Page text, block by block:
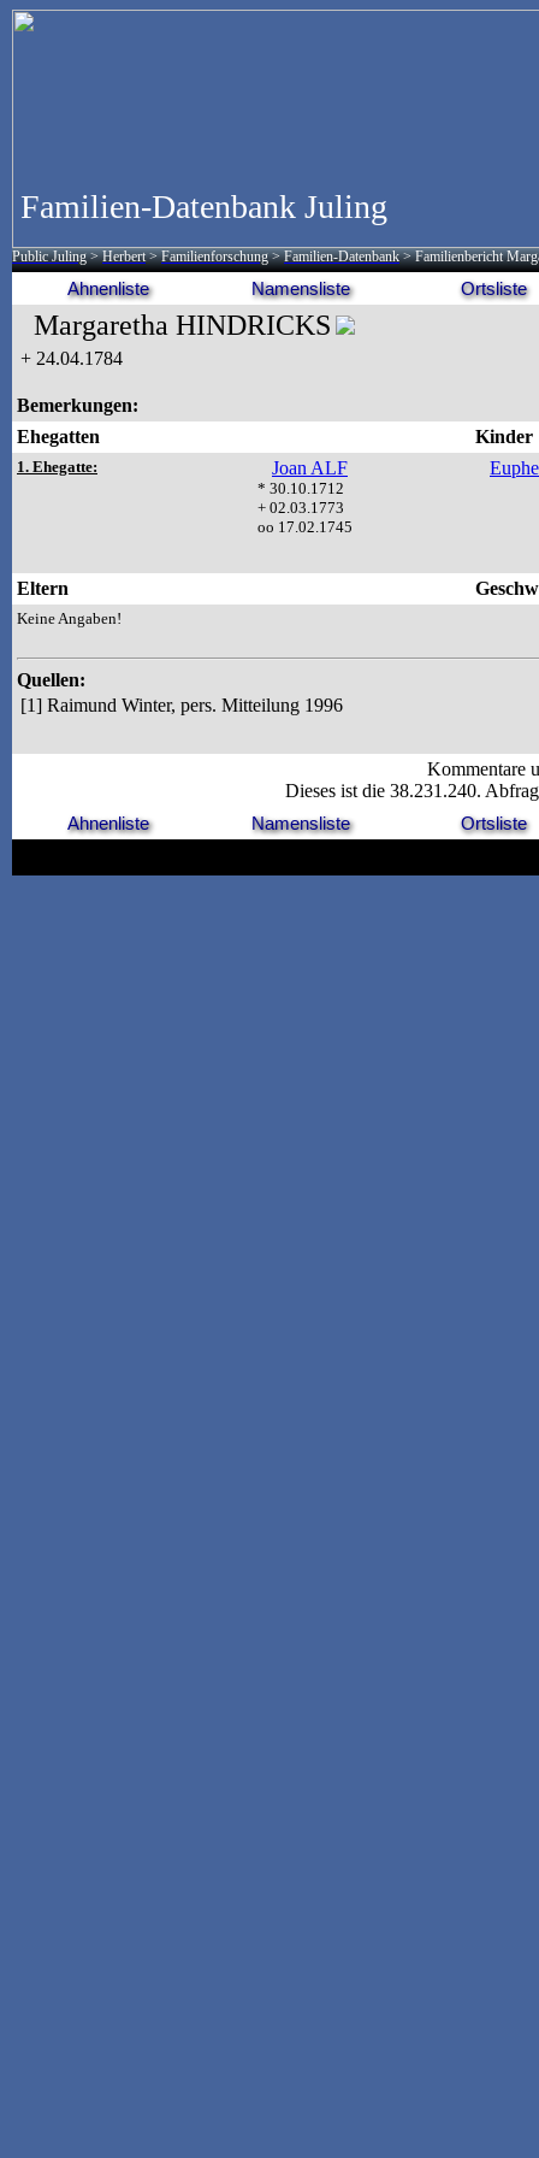
Familien-Datenbank Juling
Public Juling >Herbert >Familienforschung >Familien-Datenbank > Familienbericht
Ahnenliste Namensliste Ortsliste
Margaretha HINDRICKS
+ 24.04.1784
Bemerkungen:
Ehegatten
Kinder
1. Ehegatte: Joan ALF
* 30.10.1712
+ 02.03.1773
oo 17.02.1745
Eltern
Keine Angaben!
Quellen:
[1] Raimund Winter, pers. Mitteilung 1996
Kommentare
Dieses ist die 38.231.240.
Ahnenliste
Namensliste Ortsliste